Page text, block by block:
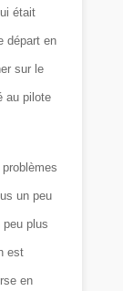
était
départ en
sur le
au pilote
un peu
plus
est
en